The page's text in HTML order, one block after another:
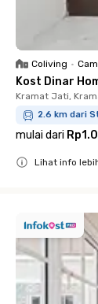
Coliving •
Kost Dinar
Kramat Jati,
2.6 km dari
mulai dari
Lihat info